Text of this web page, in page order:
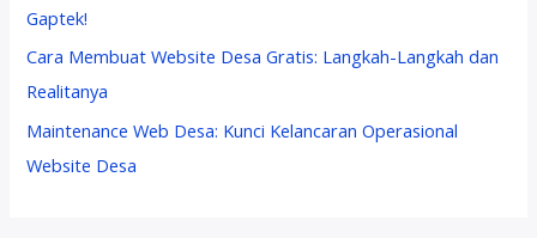
Gaptek!
Cara Membuat Website Desa Gratis: Langkah-Langkah dan
Realitanya
Maintenance Web Desa: Kunci Kelancaran Operasional
Website Desa